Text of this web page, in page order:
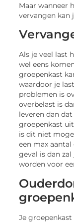
Maar wanneer
vervangen kan
Als je veel last
wel eens
groepenkast
waardoor je
problemen is
overbelast is
leveren dan
groepenkast
is dit niet
een max
geval is dan
worden voor
Je